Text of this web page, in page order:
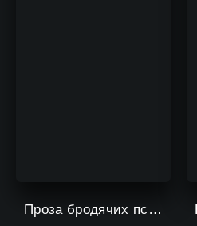
Проза бродячих псов: Шуточные истории